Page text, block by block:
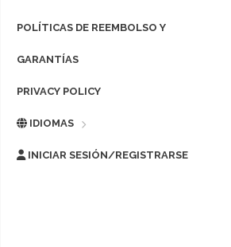
POLÍTICAS DE REEMBOLSO Y
GARANTÍAS
PRIVACY POLICY
IDIOMAS
INICIAR SESIÓN/REGISTRARSE